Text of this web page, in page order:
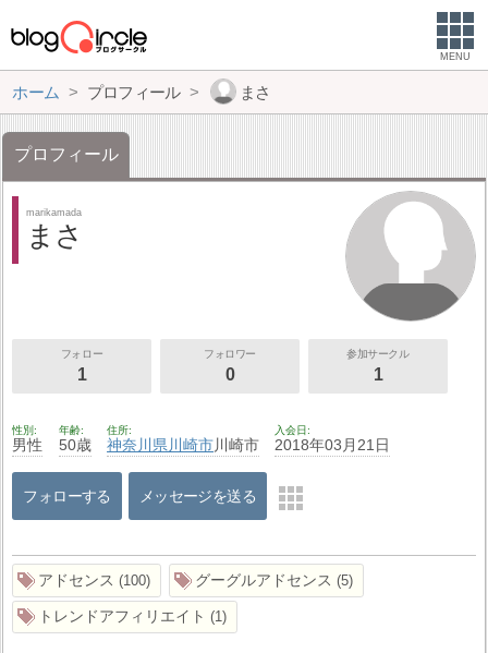
MENU
ホーム プロフィール まさ
プロフィール
marikamada
まさ
フォロー
1
フォロワー
0
参加サークル
1
性別
男性
年齢
50歳
住所
神奈川県 川崎市川崎市
入会日
2018年03月21日
フォローする メッセージを送る
アドセンス 100 グーグルアドセンス 5
トレンドアフィリエイト 1